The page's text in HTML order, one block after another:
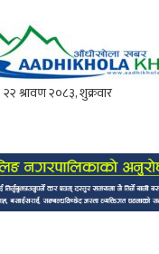
अनलाइन पत्रिका